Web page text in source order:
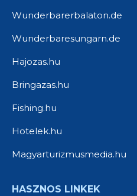
Wunderbarerbalaton.de
Wunderbaresungarn.de
Hajozas.hu
Bringazas.hu
Fishing.hu
Hotelek.hu
Magyarturizmusmedia.hu
HASZNOS LINKEK